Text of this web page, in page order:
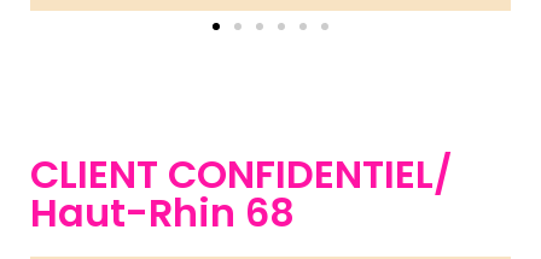
CLIENT CONFIDENTIEL/
Haut-Rhin 68